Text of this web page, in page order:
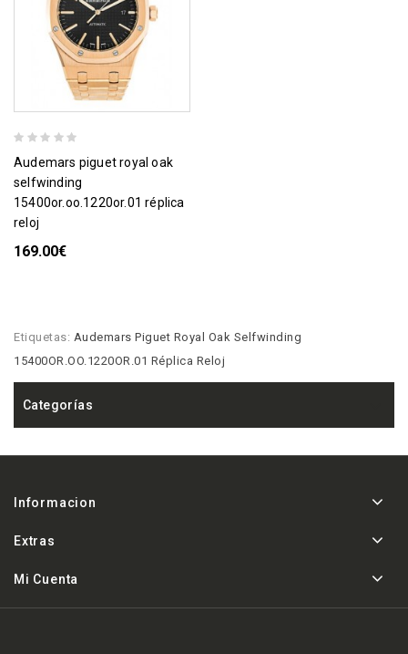
audemars piguet royal oak
selfwinding
15400or.oo.1220or.01 réplica
reloj
169.00€
Etiquetas: Audemars Piguet Royal Oak Selfwinding
15400OR.OO.1220OR.01 Réplica Reloj
Categorías
Informacion
Extras
Mi Cuenta